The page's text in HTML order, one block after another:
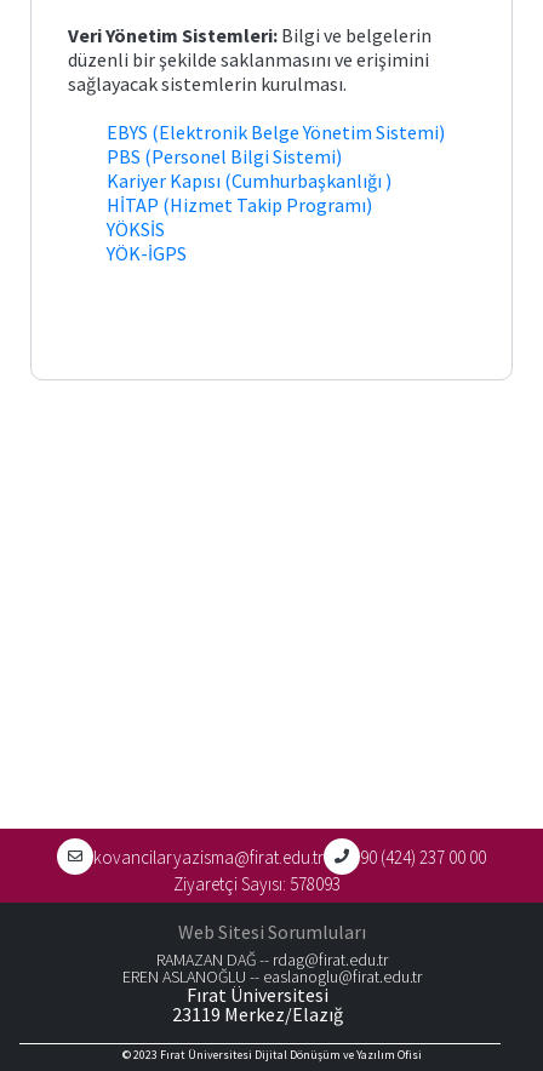
Veri Yönetim Sistemleri: Bilgi ve belgelerin
düzenli bir şekilde saklanmasını ve erişimini
sağlayacak sistemlerin kurulması.
EBYS (Elektronik Belge Yönetim Sistemi)
PBS (Personel Bilgi Sistemi)
Kariyer Kapısı (Cumhurbaşkanlığı )
HİTAP (Hizmet Takip Programı)
YÖKSİS
YÖK-İGPS
kovancilaryazisma@firat.edu.tr
90 (424) 237 00 00
Ziyaretçi Sayısı: 578093
Web Sitesi Sorumluları
RAMAZAN DAĞ -- rdag@firat.edu.tr
EREN ASLANOĞLU -- easlanoglu@firat.edu.tr
Fırat Üniversitesi
23119 Merkez/Elazığ
© 2023 Fırat Üniversitesi Dijital Dönüşüm ve Yazılım Ofisi